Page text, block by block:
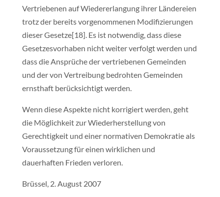
Vertriebenen auf Wiedererlangung ihrer Ländereien
trotz der bereits vorgenommenen Modifizierungen
dieser Gesetze[18]. Es ist notwendig, dass diese
Gesetzesvorhaben nicht weiter verfolgt werden und
dass die Ansprüche der vertriebenen Gemeinden
und der von Vertreibung bedrohten Gemeinden
ernsthaft berücksichtigt werden.
Wenn diese Aspekte nicht korrigiert werden, geht
die Möglichkeit zur Wiederherstellung von
Gerechtigkeit und einer normativen Demokratie als
Voraussetzung für einen wirklichen und
dauerhaften Frieden verloren.
Brüssel, 2. August 2007